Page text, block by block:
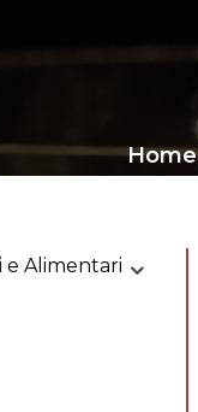
Home
e Alimentari